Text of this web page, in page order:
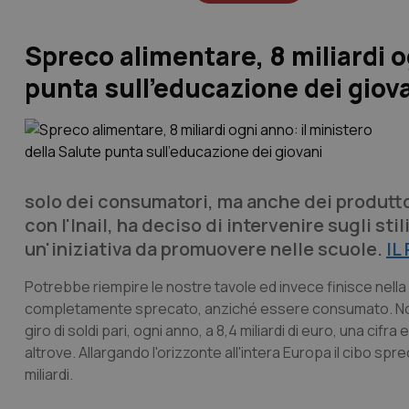
Spreco alimentare, 8 miliardi
punta sull’educazione dei
solo dei consumatori, ma anche dei
con l'Inail, ha deciso di intervenire sugli
un'iniziativa da promuovere nelle scuole. IL
Potrebbe riempire le nostre tavole ed invece finisce
completamente sprecato, anziché essere consumato.
giro di soldi pari, ogni anno, a 8,4 miliardi di euro, una
altrove. Allargando l'orizzonte all'intera Europa il cibo
miliardi.